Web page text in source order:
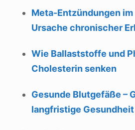
Meta-Entzündungen im
Ursache chronischer
Wie Ballaststoffe und
Cholesterin senken
Gesunde Blutgefäße –
langfristige Gesundheit